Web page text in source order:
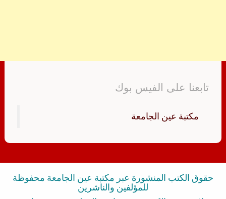
تابعنا على الفيس بوك
‏مكتبة عين الجامعة‏
حقوق الكتب المنشورة عبر مكتبة عين الجامعة محفوظة
للمؤلفين والناشرين